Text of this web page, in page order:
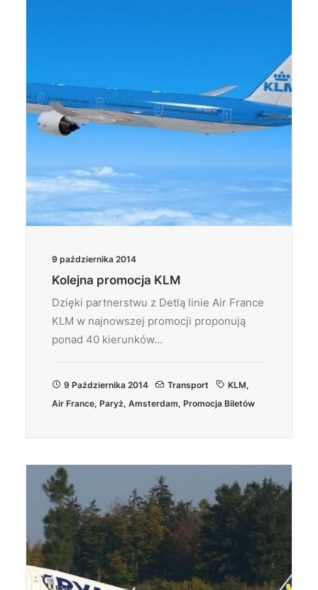
9 października 2014
Kolejna promocja KLM
Dzięki partnerstwu z Detlą linie Air France
KLM w najnowszej promocji proponują
ponad 40 kierunków…
9 Października 2014 Transport KLM,
Air France, Paryż, Amsterdam, Promocja Biletów